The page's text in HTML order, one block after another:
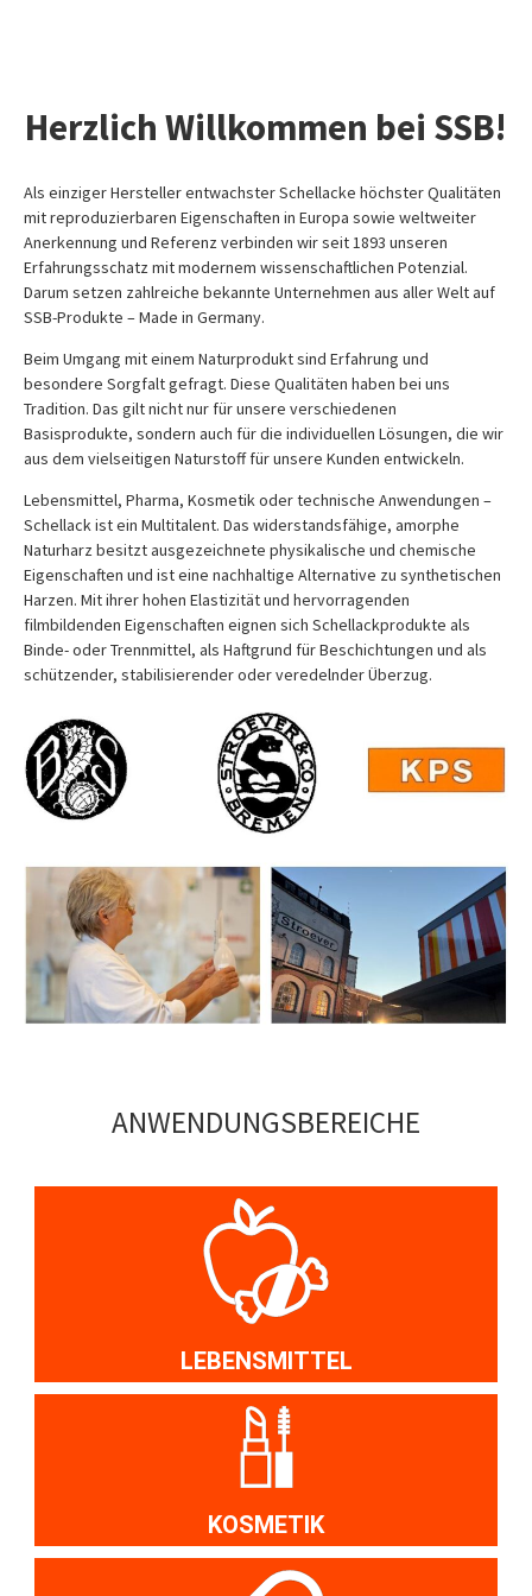
Herzlich Willkommen bei SSB!
Als einziger Hersteller entwachster Schellacke höchster Qualitäten
mit reproduzierbaren Eigenschaften in Europa sowie weltweiter
Anerkennung und Referenz verbinden wir seit 1893 unseren
Erfahrungsschatz mit modernem wissenschaftlichen Potenzial.
Darum setzen zahlreiche bekannte Unternehmen aus aller Welt auf
SSB-Produkte – Made in Germany.
Beim Umgang mit einem Naturprodukt sind Erfahrung und
besondere Sorgfalt gefragt. Diese Qualitäten haben bei uns
Tradition. Das gilt nicht nur für unsere verschiedenen
Basisprodukte, sondern auch für die individuellen Lösungen, die wir
aus dem vielseitigen Naturstoff für unsere Kunden entwickeln.
Lebensmittel, Pharma, Kosmetik oder technische Anwendungen –
Schellack ist ein Multitalent. Das widerstandsfähige, amorphe
Naturharz besitzt ausgezeichnete physikalische und chemische
Eigenschaften und ist eine nachhaltige Alternative zu synthetischen
Harzen. Mit ihrer hohen Elastizität und hervorragenden
filmbildenden Eigenschaften eignen sich Schellackprodukte als
Binde- oder Trennmittel, als Haftgrund für Beschichtungen und als
schützender, stabilisierender oder veredelnder Überzug.
ANWENDUNGS­BEREICHE
LEBENSMITTEL
KOSMETIK